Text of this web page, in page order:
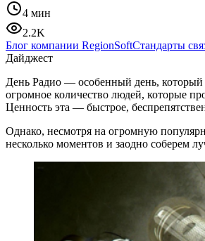
4 мин
2.2K
Блог компании RegionSoftСтандарты
Дайджест
День Радио — особенный день, который
огромное количество людей, которые
Ценность эта — быстрое,
Однако, несмотря на огромную
несколько моментов и заодно соберем